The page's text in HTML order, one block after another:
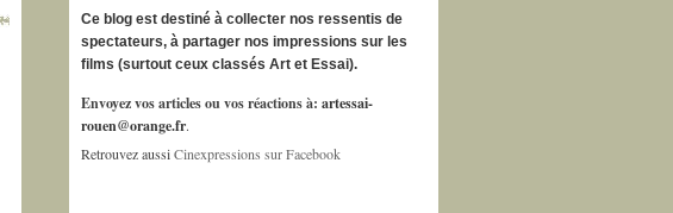
Ce blog est destiné à collecter nos ressentis de
spectateurs, à partager nos impressions sur les
films (surtout ceux classés Art et Essai).
Envoyez vos articles ou vos réactions à: artessai-
rouen@orange.fr.
Retrouvez aussiCinexpressions sur Facebook